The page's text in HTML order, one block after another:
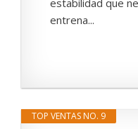
estabilidad que
entrena...
TOP VENTAS NO. 9